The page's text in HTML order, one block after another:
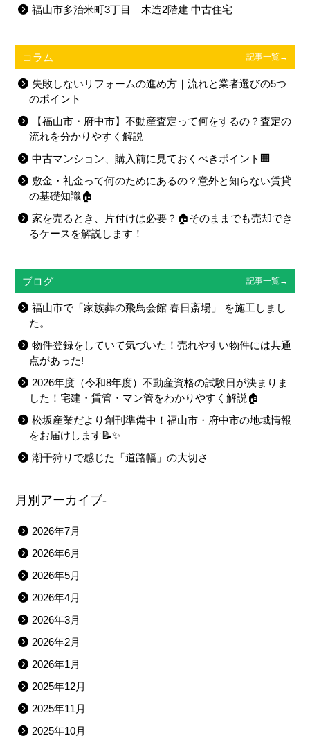
福山市多治米町3丁目 木造2階建 中古住宅
コラム 記事一覧→
失敗しないリフォームの進め方｜流れと業者選びの5つ
のポイント
【福山市・府中市】不動産査定って何をするの？査定の
流れを分かりやすく解説
中古マンション、購入前に見ておくべきポイント🏢
敷金・礼金って何のためにあるの？意外と知らない賃貸
の基礎知識🏠
家を売るとき、片付けは必要？🏠そのままでも売却でき
るケースを解説します！
ブログ 記事一覧→
福山市で「家族葬の飛鳥会館 春日斎場」 を施工しまし
た。
物件登録をしていて気づいた！売れやすい物件には共通
点があった!
2026年度（令和8年度）不動産資格の試験日が決まりま
した！宅建・賃管・マン管をわかりやすく解説🏠
松坂産業だより創刊準備中！福山市・府中市の地域情報
をお届けします📝✨
潮干狩りで感じた「道路幅」の大切さ
月別アーカイブ-
2026年7月
2026年6月
2026年5月
2026年4月
2026年3月
2026年2月
2026年1月
2025年12月
2025年11月
2025年10月